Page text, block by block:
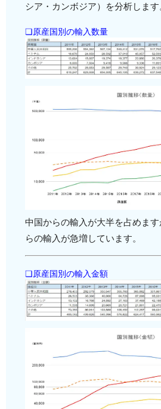
シア・カンボジア）を分析します
❏原産国別の輸入数量
中国からの輸入が大半を占めま
らの輸入が急増しています。
❏原産国別の輸入金額